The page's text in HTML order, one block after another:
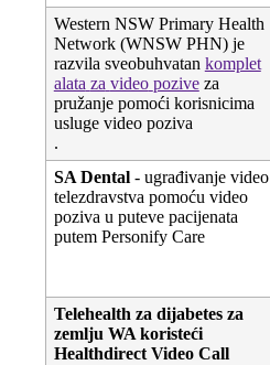
Western NSW Primary Health
Network (WNSW PHN) je
razvila sveobuhvatan komplet
alata za video pozive za
pružanje pomoći korisnicima
usluge video poziva
.
SA Dental - ugrađivanje video
telezdravstva pomoću video
poziva u puteve pacijenata
putem Personify Care
Telehealth za dijabetes za
zemlju WA koristeći
Healthdirect Video Call